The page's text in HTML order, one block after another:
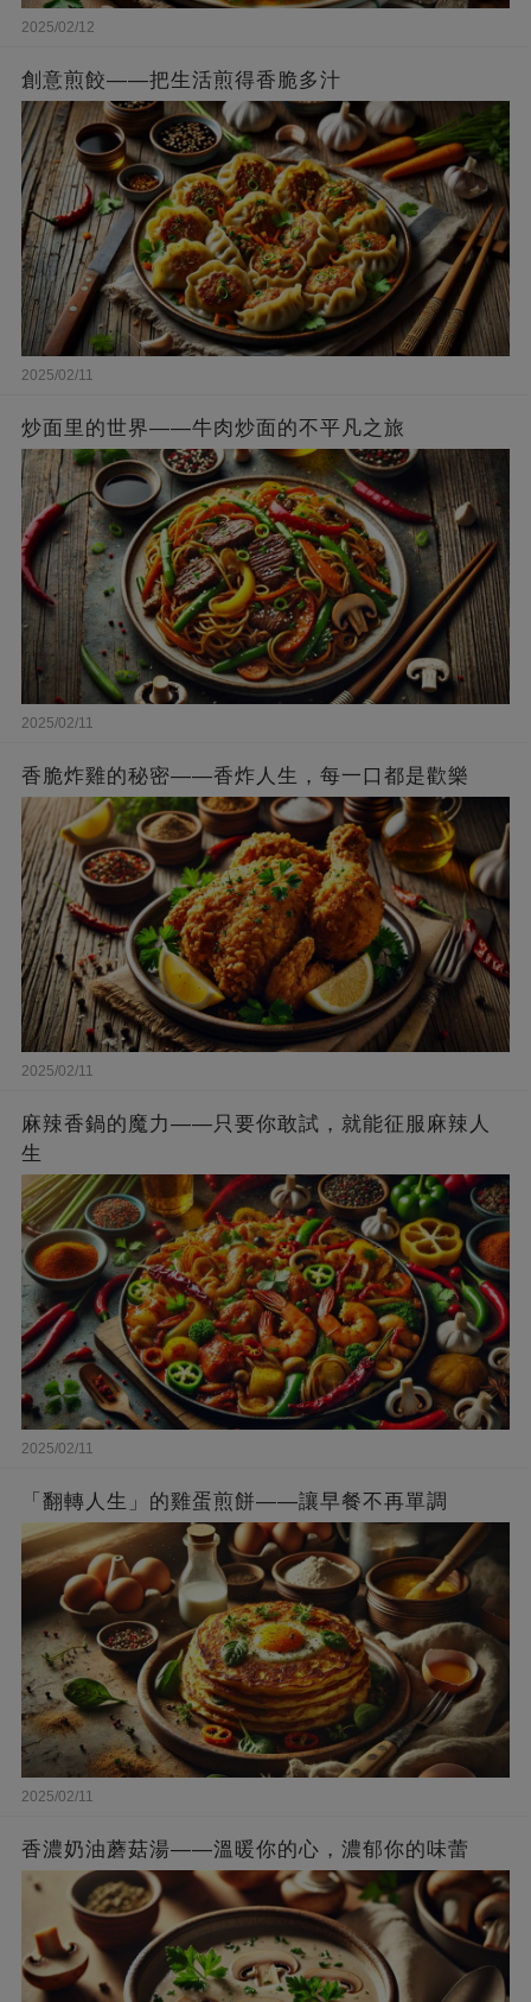
2025/02/12
創意煎餃——把生活煎得香脆多汁
2025/02/11
炒面里的世界——牛肉炒面的不平凡之旅
2025/02/11
香脆炸雞的秘密——香炸人生，每一口都是歡樂
2025/02/11
麻辣香鍋的魔力——只要你敢試，就能征服麻辣人
生
2025/02/11
「翻轉人生」的雞蛋煎餅——讓早餐不再單調
2025/02/11
香濃奶油蘑菇湯——溫暖你的心，濃郁你的味蕾